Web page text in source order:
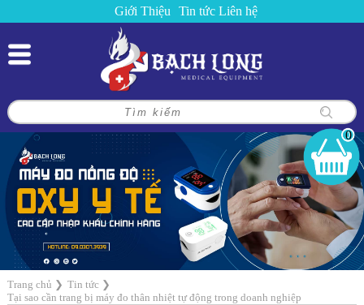
Giới Thiệu Tin tức Liên hệ
0
Trang chủ ❯ Tin tức ❯
Tại sao cần trang bị máy đo thân nhiệt tự động trong doanh nghiệp